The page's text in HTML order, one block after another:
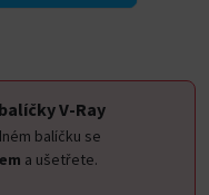
V-Ray
balíčku se
a ušetřete.